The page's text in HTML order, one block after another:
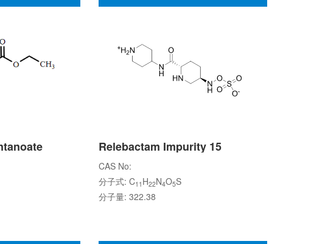
Relebactam Impurity 15
CAS No:
分子式: C11 H22N4O5S
分子量: 322.38